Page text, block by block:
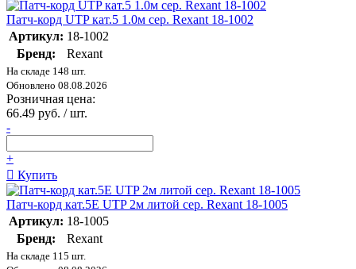
Патч-корд UTP кат.5 1.0м сер. Rexant 18-1002
Артикул: 18-1002
Бренд:
Rexant
На складе 148 шт.
Обновлено 08.08.2026
Розничная цена:
66.49 руб. / шт.
-
+
Купить
Патч-корд кат.5E UTP 2м литой сер. Rexant 18-1005
Артикул: 18-1005
Бренд:
Rexant
На складе 115 шт.